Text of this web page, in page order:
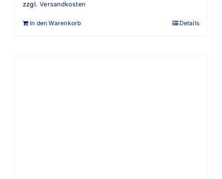
zzgl.Versandkosten
In den Warenkorb Details